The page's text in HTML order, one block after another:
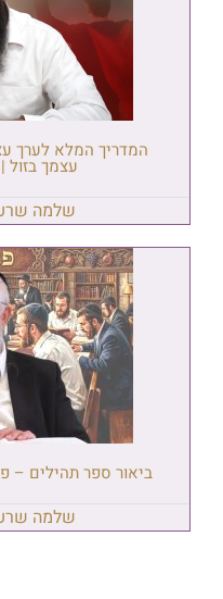
המדריך המלא לערך
עצמך בזול
שלמה
ביאור ספר תהילים –
שלמה